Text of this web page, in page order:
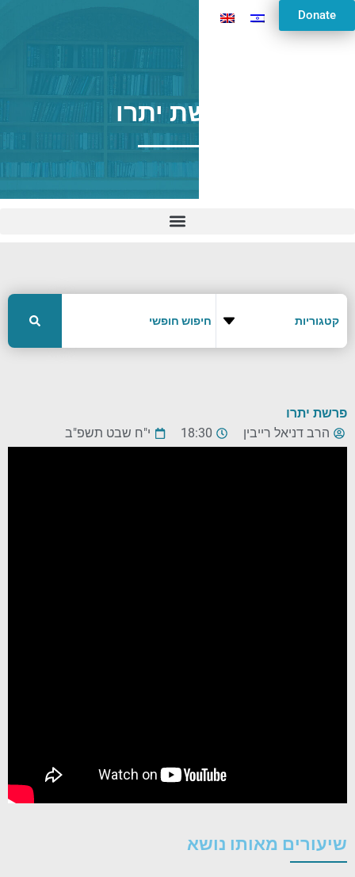
Donate
פרשת יתרו
פרשת יתרו
הרב דניאל רייבין
18:30 י"ח שבט תשפ"ב
שיעורים מאותו נושא